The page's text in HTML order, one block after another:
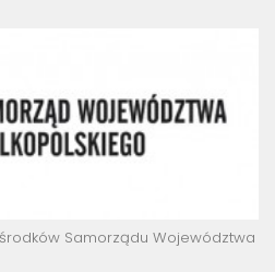
Samorządu Województwa